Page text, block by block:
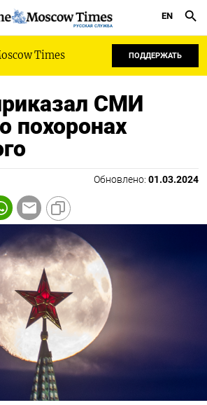
РУССКАЯ СЛУЖБА
EN
Times ПОДДЕРЖАТЬ
СМИ
похоронах
Обновлено: 01.03.2024